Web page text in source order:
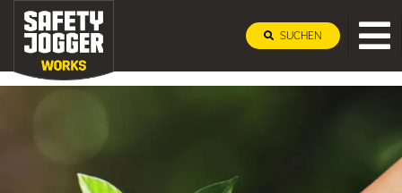
SUCHEN